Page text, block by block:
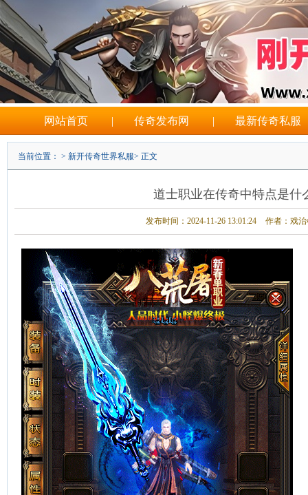
网站首页 | 传奇发布网 | 最新传奇私服
当前位置： > 新开传奇世界私服> 正文
道士职业在传奇中特点是什
发布时间：2024-11-26 13:01:24 作者：戏